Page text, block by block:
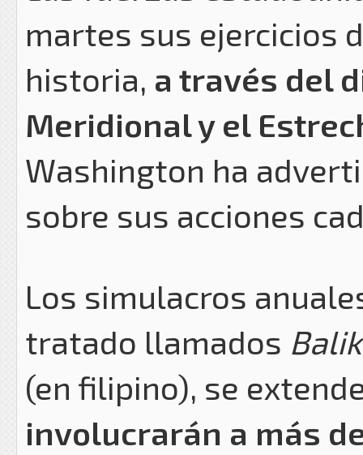
martes sus ejercicios
historia, a través del
Meridional y el
Washington ha
sobre sus acciones
Los simulacros
tratado llamados
(en filipino), se
involucrarán a más